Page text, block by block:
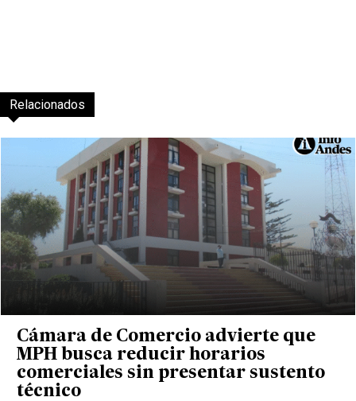
Relacionados
Cámara de Comercio advierte que
MPH busca reducir horarios
comerciales sin presentar sustento
técnico